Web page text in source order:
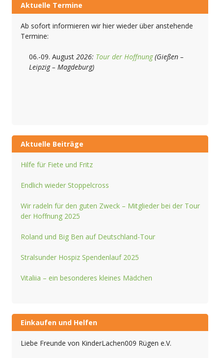
Aktuelle Termine
Ab sofort informieren wir hier wieder über anstehende
Termine:
06.-09. August 2026: Tour der Hoffnung(Gießen –
Leipzig – Magdeburg)
Aktuelle Beiträge
Hilfe für Fiete und Fritz
Endlich wieder Stoppelcross
Wir radeln für den guten Zweck – Mitglieder bei der Tour
der Hoffnung 2025
Roland und Big Ben auf Deutschland-Tour
Stralsunder Hospiz Spendenlauf 2025
Vitaliia – ein besonderes kleines Mädchen
Einkaufen und Helfen
Liebe Freunde von KinderLachen009 Rügen e.V.